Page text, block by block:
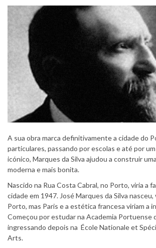
A sua obra marca definitivamente a cidade do
particulares, passando por escolas e até por
icónico, Marques da Silva ajudou a construir
moderna e mais bonita.
Nascido na Rua Costa Cabral, no Porto, viria a
cidade em 1947. José Marques da Silva
Porto, mas Paris e a estética francesa viriam a
Começou por estudar na Academia Portuense
ingressando depois na École Nationale et
Arts.